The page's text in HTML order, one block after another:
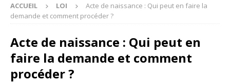
ACCUEIL LOI
Acte de naissance : Qui peut en faire la
demande et comment procéder ?
Acte de naissance : Qui peut en
faire la demande et comment
procéder ?